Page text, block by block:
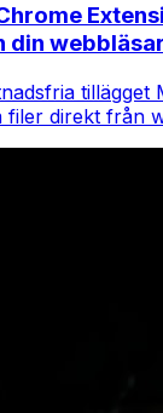
tillägget
direkt från